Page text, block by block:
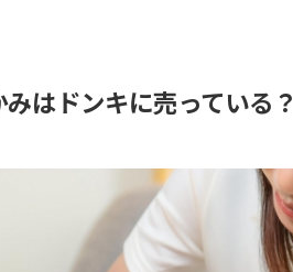
はドンキに売っている？